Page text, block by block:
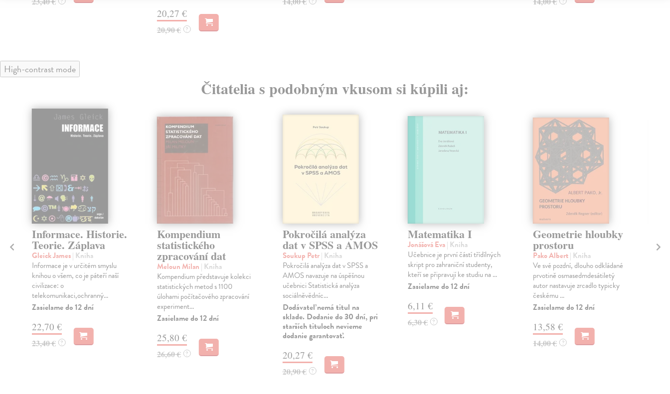
20,27 €
20,90 € ?
High-contrast mode
Čitatelia s podobným vkusom si kúpili aj:
Informace. Historie.
Teorie. Záplava
Gleick James| Kniha
Informace je v určitém smyslu
knihou o všem, co je páteří naší
civilizace: o
telekomunikaci,ochranný...
Zasielame do 12 dní
22,70 €
23,40 € ?
Kompendium
statistického
zpracování dat
Meloun Milan | Kniha
Kompendium představuje kolekci
statistických metod s 1100
úlohami počítačového zpracování
experiment...
Zasielame do 12 dní
25,80 €
26,60 € ?
Pokročilá analýza
dat v SPSS a AMOS
Soukup Petr| Kniha
Pokročilá analýza dat v SPSS a
AMOS navazuje na úspěšnou
učebnici Statistická analýza
sociálněvědníc...
Dodávateľ nemá titul na
sklade. Dodanie do 30 dní, pri
starších tituloch nevieme
dodanie garantovať.
20,27 €
20,90 € ?
Matematika I
Jonášová Eva| Kniha
Učebnice je první částí třídílných
skript pro zahraniční studenty,
kteří se připravují ke studiu na ...
Zasielame do 12 dní
6,11 €
6,30 € ?
Geometrie hloubky
prostoru
Pako Albert| Kniha
Ve své pozdní, dlouho odkládané
prvotině osmasedmdesátiletý
autor nastavuje zrcadlo typicky
českému ...
Zasielame do 12 dní
13,58 €
14,00 € ?